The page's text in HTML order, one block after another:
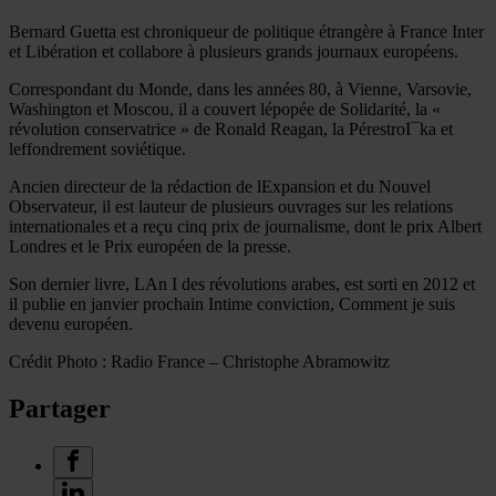
Bernard Guetta est chroniqueur de politique étrangère à France Inter
et Libération et collabore à plusieurs grands journaux européens.
Correspondant du Monde, dans les années 80, à Vienne, Varsovie,
Washington et Moscou, il a couvert lépopée de Solidarité, la «
révolution conservatrice » de Ronald Reagan, la PérestroI¯ka et
leffondrement soviétique.
Ancien directeur de la rédaction de lExpansion et du Nouvel
Observateur, il est lauteur de plusieurs ouvrages sur les relations
internationales et a reçu cinq prix de journalisme, dont le prix Albert
Londres et le Prix européen de la presse.
Son dernier livre, LAn I des révolutions arabes, est sorti en 2012 et
il publie en janvier prochain Intime conviction, Comment je suis
devenu européen.
Crédit Photo : Radio France – Christophe Abramowitz
Partager